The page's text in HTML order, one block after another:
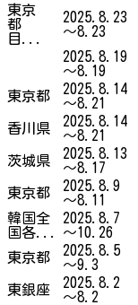
東京
都
目...
2025.8.23
～8.23
2025.8.19
～8.19
東京都
2025.8.14
～8.21
香川県
2025.8.14
～8.21
茨城県
2025.8.13
～8.17
東京都
2025.8.9
～8.11
韓国全
国各...
2025.8.7
～10.26
東京都
2025.8.5
～9.3
東銀座
2025.8.2
～8.2